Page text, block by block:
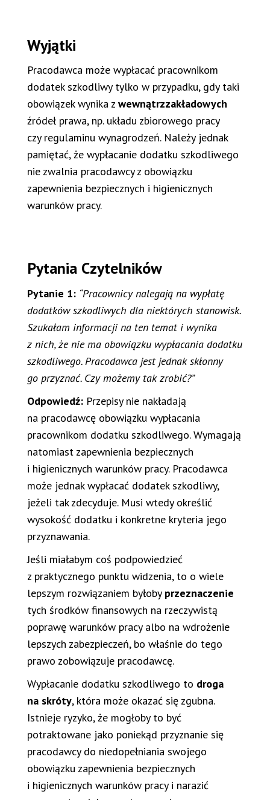
Wyjątki
Pracodawca może wypłacać pracownikom
dodatek szkodliwy tylko w przypadku, gdy taki
obowiązek wynika z wewnątrzzakładowych
źródeł prawa, np. układu zbiorowego pracy
czy regulaminu wynagrodzeń. Należy jednak
pamiętać, że wypłacanie dodatku szkodliwego
nie zwalnia pracodawcy z obowiązku
zapewnienia bezpiecznych i higienicznych
warunków pracy.
Pytania Czytelników
Pytanie 1: “Pracownicy nalegają na wypłatę
dodatków szkodliwych dla niektórych stanowisk.
Szukałam informacji na ten temat i wynika
z nich, że nie ma obowiązku wypłacania dodatku
szkodliwego. Pracodawca jest jednak skłonny
go przyznać. Czy możemy tak zrobić?”
Odpowiedź: Przepisy nie nakładają
na pracodawcę obowiązku wypłacania
pracownikom dodatku szkodliwego. Wymagają
natomiast zapewnienia bezpiecznych
i higienicznych warunków pracy. Pracodawca
może jednak wypłacać dodatek szkodliwy,
jeżeli tak zdecyduje. Musi wtedy określić
wysokość dodatku i konkretne kryteria jego
przyznawania.
Jeśli miałabym coś podpowiedzieć
z praktycznego punktu widzenia, to o wiele
lepszym rozwiązaniem byłoby przeznaczenie
tych środków finansowych na rzeczywistą
poprawę warunków pracy albo na wdrożenie
lepszych zabezpieczeń, bo właśnie do tego
prawo zobowiązuje pracodawcę.
Wypłacanie dodatku szkodliwego to droga
na skróty, która może okazać się zgubna.
Istnieje ryzyko, że mogłoby to być
potraktowane jako poniekąd przyznanie się
pracodawcy do niedopełniania swojego
obowiązku zapewnienia bezpiecznych
i higienicznych warunków pracy i narazić